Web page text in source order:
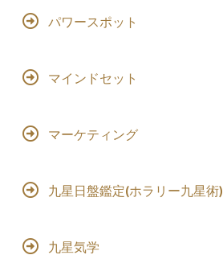
パワースポット
マインドセット
マーケティング
九星日盤鑑定(ホラリー九星術)
九星気学